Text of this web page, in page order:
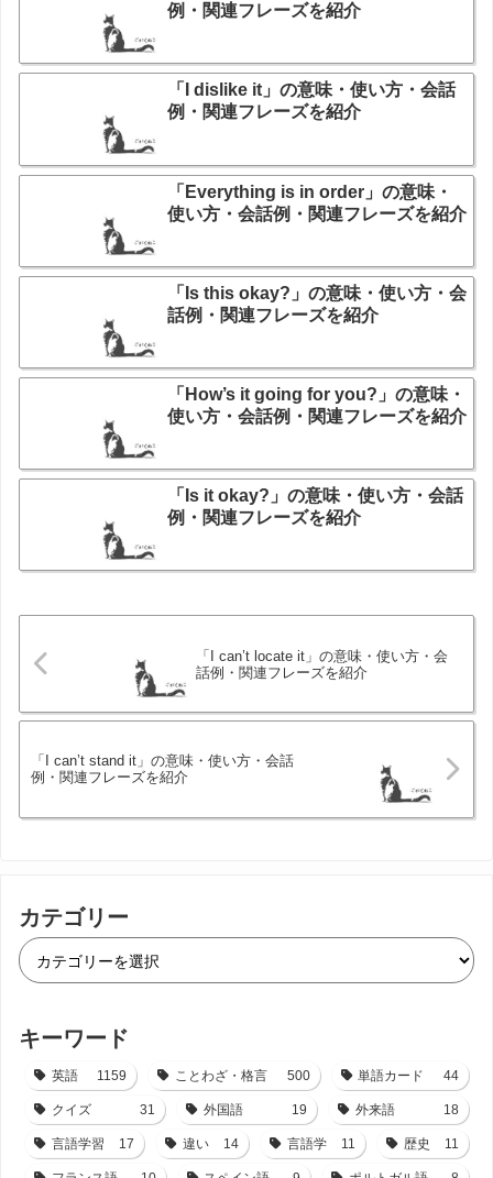
例・関連フレーズを紹介
「I dislike it」の意味・使い方・会話
例・関連フレーズを紹介
「Everything is in order」の意味・
使い方・会話例・関連フレーズを紹介
「Is this okay?」の意味・使い方・会
話例・関連フレーズを紹介
「How’s it going for you?」の意味・
使い方・会話例・関連フレーズを紹介
「Is it okay?」の意味・使い方・会話
例・関連フレーズを紹介
「I can’t locate it」の意味・使い方・会
話例・関連フレーズを紹介
「I can’t stand it」の意味・使い方・会話
例・関連フレーズを紹介
カテゴリー
キーワード
英語 1159 ことわざ・格言 500 単語カード 44
クイズ 31 外国語 19 外来語 18
言語学習 17 違い 14 言語学 11 歴史 11